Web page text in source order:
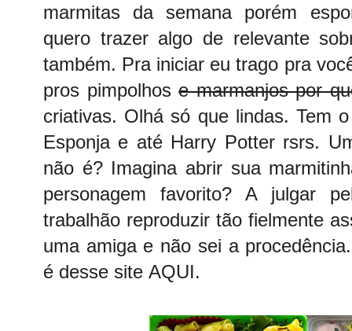
marmitas da semana porém
quero trazer algo de relevante
também. Pra iniciar eu trago pra
pros pimpolhose marmanjos por
criativas. Olhá só que lindas. Tem
Esponja e até Harry Potter rsrs.
não é? Imagina abrir sua
personagem favorito? A julgar
trabalhão reproduzir tão fielmente
uma amiga e não sei a
é desse site AQUI.